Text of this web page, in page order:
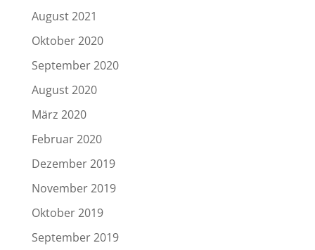
August 2021
Oktober 2020
September 2020
August 2020
März 2020
Februar 2020
Dezember 2019
November 2019
Oktober 2019
September 2019